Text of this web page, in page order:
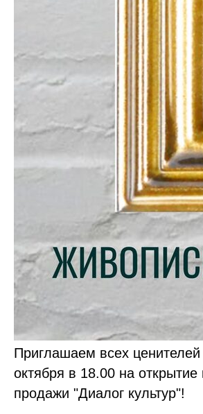
Приглашаем всех ценителей
октября в 18.00 на открытие
продажи "Диалог культур"!